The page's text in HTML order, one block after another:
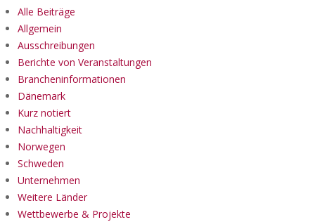
Alle Beiträge
Allgemein
Ausschreibungen
Berichte von Veranstaltungen
Brancheninformationen
Dänemark
Kurz notiert
Nachhaltigkeit
Norwegen
Schweden
Unternehmen
Weitere Länder
Wettbewerbe & Projekte